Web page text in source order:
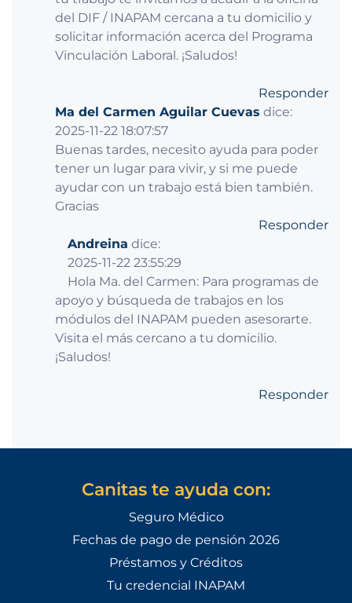
del DIF / INAPAM cercana a tu domicilio y
solicitar información acerca del Programa
Vinculación Laboral. ¡Saludos!
Responder
Ma del Carmen Aguilar Cuevas dice:
2025-11-22 18:07:57
Buenas tardes, necesito ayuda para poder
tener un lugar para vivir, y si me puede
ayudar con un trabajo está bien también.
Gracias
Responder
Andreina dice:
2025-11-22 23:55:29
Hola Ma. del Carmen: Para programas de
apoyo y búsqueda de trabajos en los
módulos del INAPAM pueden asesorarte.
Visita el más cercano a tu domicilio.
¡Saludos!
Responder
Canitas te ayuda con:
Seguro Médico
Fechas de pago de pensión 2026
Préstamos y Créditos
Tu credencial INAPAM